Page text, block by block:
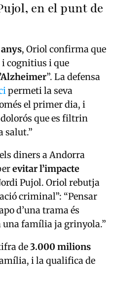
en el punt de
, Oriol confirma que
cognitius i que
”. La defensa
permeti la seva
el primer dia, i
que es filtrin
salut.”
diners a Andorra
evitar l’impacte
Pujol. Oriol rebutja
criminal”: “Pensar
d’una trama és
una família ja grinyola.”
de3.000 milions
i la qualifica de